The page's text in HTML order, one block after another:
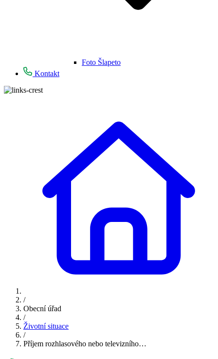
Foto Šlapeto
Kontakt
/
Obecní úřad
/
Životní situace
/
Příjem rozhlasového nebo televizního…